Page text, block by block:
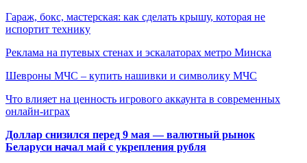
Гараж, бокс, мастерская: как сделать крышу, которая не
испортит технику
Реклама на путевых стенах и эскалаторах метро Минска
Шевроны МЧС – купить нашивки и символику МЧС
Что влияет на ценность игрового аккаунта в современных
онлайн-играх
Доллар снизился перед 9 мая — валютный рынок
Беларуси начал май с укрепления рубля